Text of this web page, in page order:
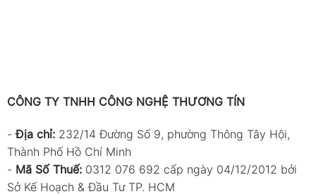
CÔNG TY TNHH CÔNG NGHỆ THƯƠNG TÍN
-Địa chỉ: 232/14 Đường Số 9, phường Thông Tây Hội,
Thành Phố Hồ Chí Minh
- Mã Số Thuế: 0312 076 692 cấp ngày 04/12/2012 bởi
Sở Kế Hoạch & Đầu Tư TP. HCM